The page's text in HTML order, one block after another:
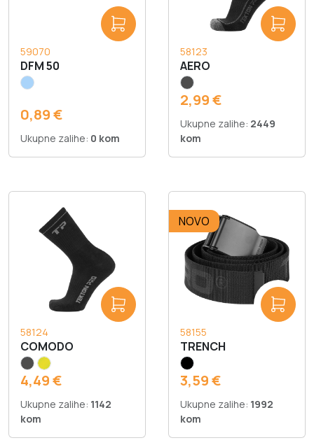
59070
DFM 50
0,89 €
Ukupne zalihe: 0 kom
58123
AERO
2,99 €
Ukupne zalihe: 2449
kom
58124
COMODO
4,49 €
Ukupne zalihe: 1142
kom
NOVO
58155
TRENCH
3,59 €
Ukupne zalihe: 1992
kom